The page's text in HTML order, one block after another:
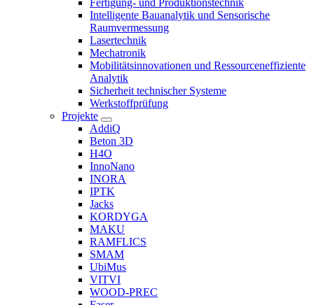
Fertigung- und Produktionstechnik
Intelligente Bauanalytik und Sensorische
Raumvermessung
Lasertechnik
Mechatronik
Mobilitätsinnovationen und Ressourceneffiziente
Analytik
Sicherheit technischer Systeme
Werkstoffprüfung
Projekte
AddiQ
Beton 3D
H4O
InnoNano
INORA
IPTK
Jacks
KORDYGA
MAKU
RAMFLICS
SMAM
UbiMus
VITVI
WOOD-PREC